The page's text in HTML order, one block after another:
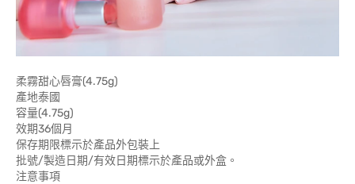
柔霧甜心唇膏(4.75g)
產地泰國
容量(4.75g)
效期36個月
保存期限標示於產品外包裝上
批號/製造日期/有效日期標示於產品或外盒。
注意事項